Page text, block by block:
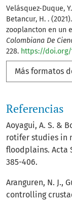
Velásquez-Duque,
Betancur, H. .
zooplancton en un
Colombiana De
228. https://doi.org/
Más formatos
Referencias
Aoyagui, A. S. &
rotifer studies in
floodplains. Acta
385-406.
Aranguren, N. J.,
controlling